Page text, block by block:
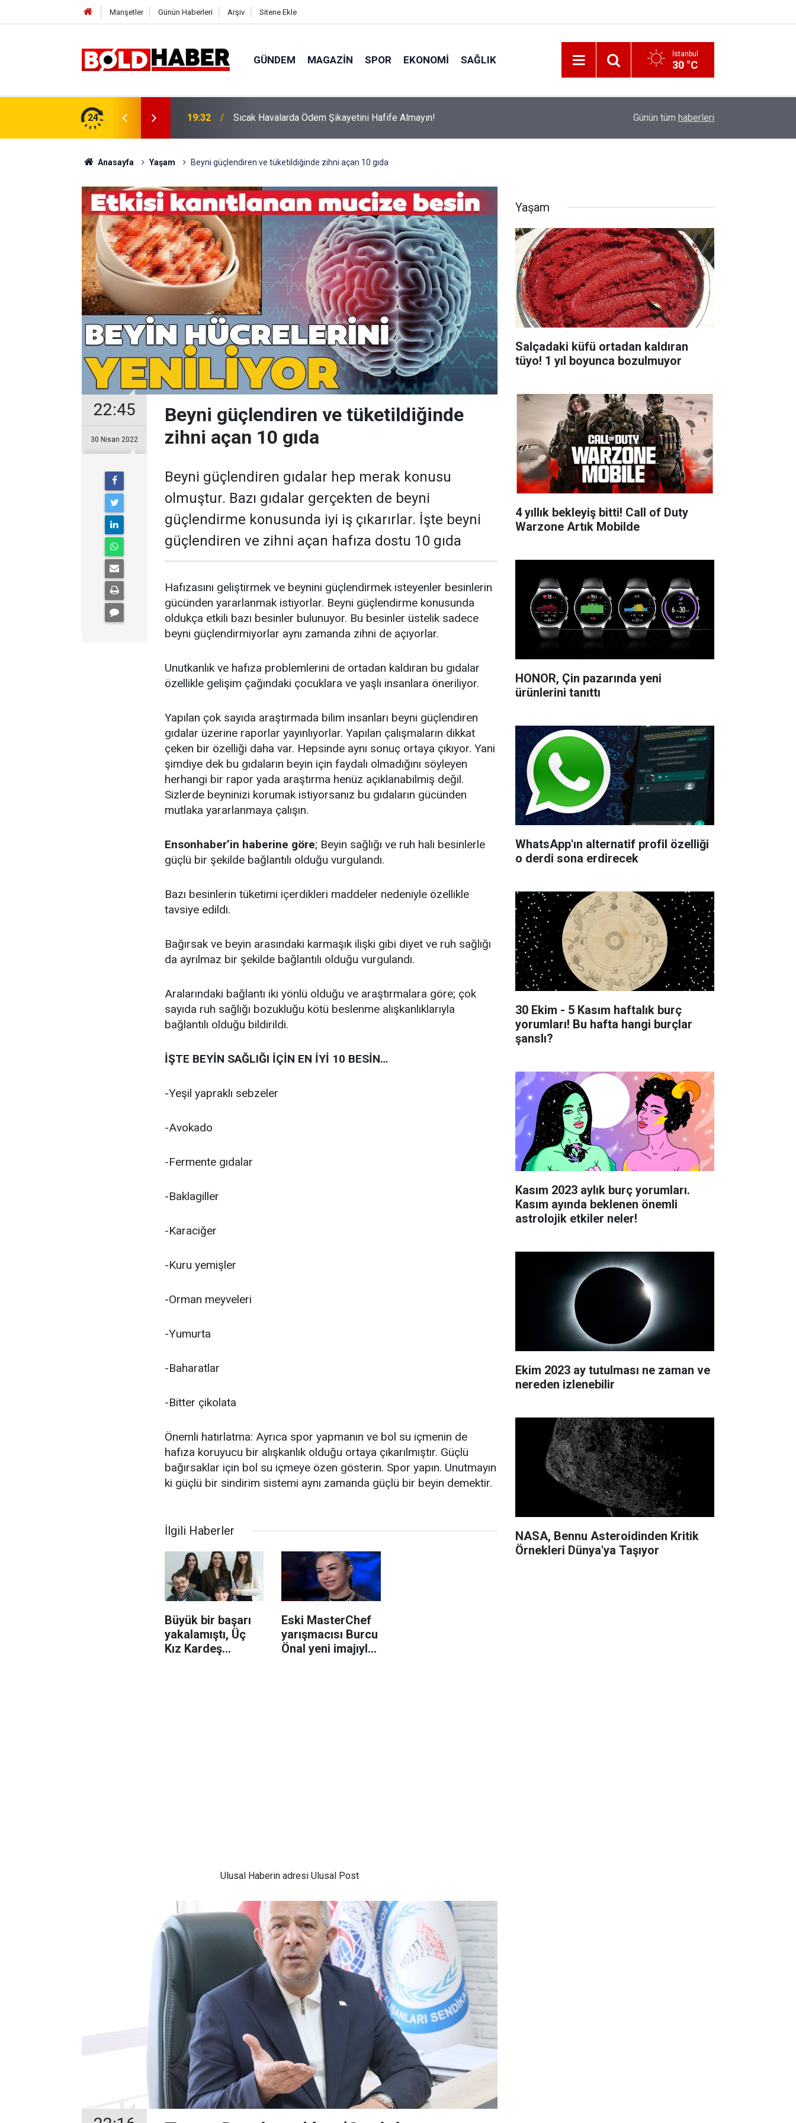
Manşetler Günün Haberleri Arşiv Sitene Ekle
GÜNDEM MAGAZIN SPOR EKONOMI SAĞLIK İstanbul
30 °C
24 19:32 Sıcak Havalarda Ödem Şikayetini Hafife Almayın! İzmir 112’de Kan Donduran İddialar!
Günün tüm haberleri
Anasayfa Yaşam Beyni güçlendiren ve tüketildiğinde zihni açan 10 gıda
22:45
30 Nisan 2022
Beyni güçlendiren ve tüketildiğinde
zihni açan 10 gıda
Beyni güçlendiren gıdalar hep merak konusu
olmuştur. Bazı gıdalar gerçekten de beyni
güçlendirme konusunda iyi iş çıkarırlar. İşte beyni
güçlendiren ve zihni açan hafıza dostu 10 gıda
Hafızasını geliştirmek ve beynini güçlendirmek isteyenler besinlerin
gücünden yararlanmak istiyorlar. Beyni güçlendirme konusunda
oldukça etkili bazı besinler bulunuyor. Bu besinler üstelik sadece
beyni güçlendirmiyorlar aynı zamanda zihni de açıyorlar.
Unutkanlık ve hafıza problemlerini de ortadan kaldıran bu gıdalar
özellikle gelişim çağındaki çocuklara ve yaşlı insanlara öneriliyor.
Yapılan çok sayıda araştırmada bilim insanları beyni güçlendiren
gıdalar üzerine raporlar yayınlıyorlar. Yapılan çalışmaların dikkat
çeken bir özelliği daha var. Hepsinde aynı sonuç ortaya çıkıyor. Yani
şimdiye dek bu gıdaların beyin için faydalı olmadığını söyleyen
herhangi bir rapor yada araştırma henüz açıklanabilmiş değil.
Sizlerde beyninizi korumak istiyorsanız bu gıdaların gücünden
mutlaka yararlanmaya çalışın.
Ensonhaber’in haberine göre; Beyin sağlığı ve ruh hali besinlerle
güçlü bir şekilde bağlantılı olduğu vurgulandı.
Bazı besinlerin tüketimi içerdikleri maddeler nedeniyle özellikle
tavsiye edildi.
Bağırsak ve beyin arasındaki karmaşık ilişki gibi diyet ve ruh sağlığı
da ayrılmaz bir şekilde bağlantılı olduğu vurgulandı.
Aralarındaki bağlantı iki yönlü olduğu ve araştırmalara göre; çok
sayıda ruh sağlığı bozukluğu kötü beslenme alışkanlıklarıyla
bağlantılı olduğu bildirildi.
İŞTE BEYİN SAĞLIĞI İÇİN EN İYİ 10 BESİN…
-Yeşil yapraklı sebzeler
-Avokado
-Fermente gıdalar
-Baklagiller
-Karaciğer
-Kuru yemişler
-Orman meyveleri
-Yumurta
-Baharatlar
-Bitter çikolata
Önemli hatırlatma: Ayrıca spor yapmanın ve bol su içmenin de
hafıza koruyucu bir alışkanlık olduğu ortaya çıkarılmıştır. Güçlü
bağırsaklar için bol su içmeye özen gösterin. Spor yapın. Unutmayın
ki güçlü bir sindirim sistemi aynı zamanda güçlü bir beyin demektir.
İlgili Haberler
Büyük bir başarı
yakalamıştı, Üç
Kız Kardeş
Eski MasterChef
yarışmacısı Burcu
Önal yeni imajıyla
Ulusal Haberin adresi Ulusal Post
Yaşam
Salçadaki küfü ortadan kaldıran
tüyo! 1 yıl boyunca bozulmuyor
4 yıllık bekleyiş bitti! Call of Duty
Warzone Artık Mobilde
HONOR, Çin pazarında yeni
ürünlerini tanıttı
WhatsApp'ın alternatif profil özelliği
o derdi sona erdirecek
30 Ekim - 5 Kasım haftalık burç
yorumları! Bu hafta hangi burçlar
şanslı?
Kasım 2023 aylık burç yorumları.
Kasım ayında beklenen önemli
astrolojik etkiler neler!
Ekim 2023 ay tutulması ne zaman ve
nereden izlenebilir
NASA, Bennu Asteroidinden Kritik
Örnekleri Dünya'ya Taşıyor